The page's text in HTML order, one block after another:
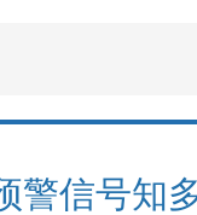
警信号知